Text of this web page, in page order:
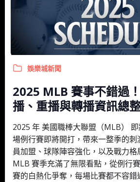
娛樂城新聞
2025 MLB 賽事不錯過
播、重播與轉播資訊總
2025 年 美國職棒大聯盟（MLB）
場例行賽即將開打，帶來一整季的
員加盟、球隊陣容強化，以及戰力
MLB 賽季充滿了無限看點，從例行
賽的白熱化爭奪，每場比賽都不容